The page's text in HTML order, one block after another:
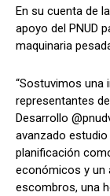
En su cuenta de
apoyo del PNUD
maquinaria
“Sostuvimos una
representantes
Desarrollo
avanzado
planificación
económicos y un
escombros, una